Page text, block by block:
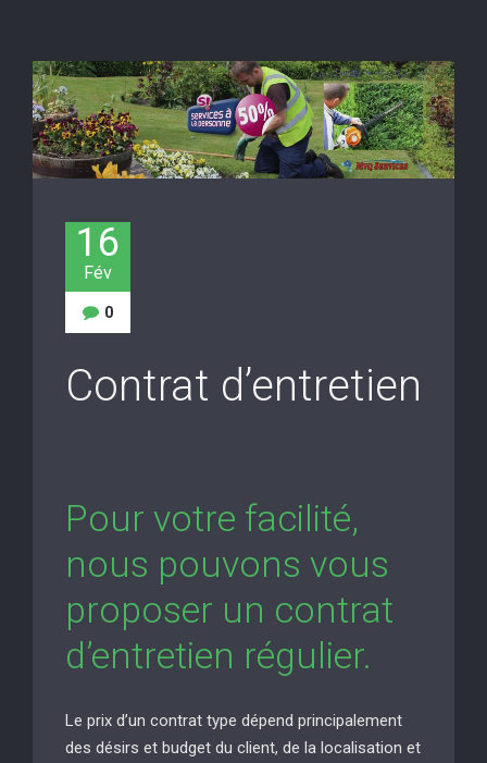
16
Fév
0
Contrat d’entretien
Pour votre facilité,
nous pouvons vous
proposer un contrat
d’entretien régulier.
Le prix d’un contrat type dépend principalement
des désirs et budget du client, de la localisation et